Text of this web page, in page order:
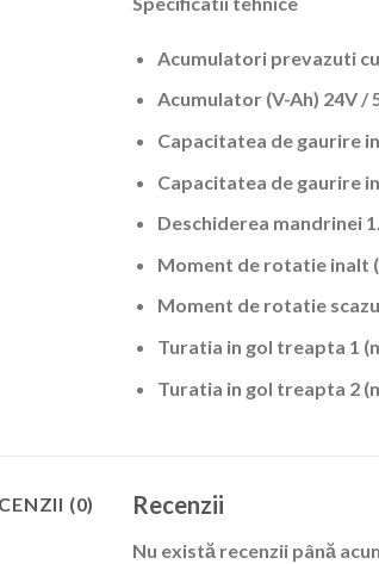
Acumulatori prevazuti
Acumulator (V-Ah) 24V /
Capacitatea de gaurire
Capacitatea de gaurire
Deschiderea mandrinei
Moment de rotatie inalt
Moment de rotatie
Turatia in gol treapta 1
Turatia in gol treapta 2
(0) Recenzii
Nu există recenzii până